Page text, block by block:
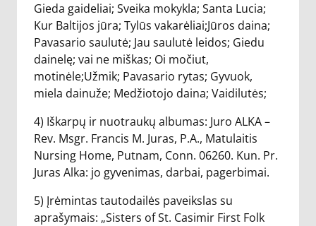
Gieda gaideliai; Sveika mokykla; Santa Lucia;
Kur Baltijos jūra; Tylūs vakarėliai;Jūros daina;
Pavasario saulutė; Jau saulutė leidos; Giedu
dainelę; vai ne miškas; Oi močiut,
motinėle;Užmik; Pavasario rytas; Gyvuok,
miela dainuže; Medžiotojo daina; Vaidilutės;
4) Iškarpų ir nuotraukų albumas: Juro ALKA –
Rev. Msgr. Francis M. Juras, P.A., Matulaitis
Nursing Home, Putnam, Conn. 06260. Kun. Pr.
Juras Alka: jo gyvenimas, darbai, pagerbimai.
5) Įrėmintas tautodailės paveikslas su
aprašymais: „Sisters of St. Casimir First Folk